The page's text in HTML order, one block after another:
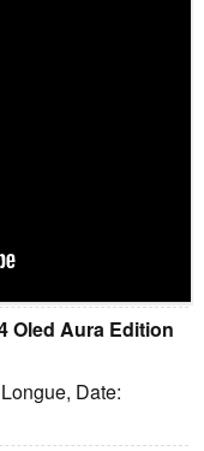
Oled Aura Edition
Date: